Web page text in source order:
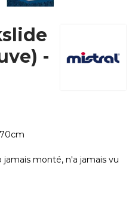
-
jamais monté, n'a jamais vu